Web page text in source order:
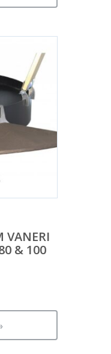
VANERI
& 100